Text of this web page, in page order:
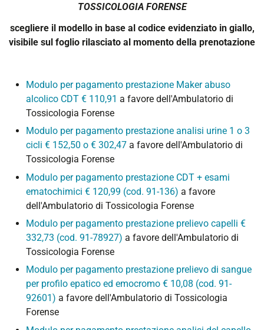
TOSSICOLOGIA FORENSE
scegliere il modello in base al codice evidenziato in giallo,
visibile sul foglio rilasciato al momento della prenotazione
Modulo per pagamento prestazione Maker abuso
alcolico CDT € 110,91 a favore dell'Ambulatorio di
Tossicologia Forense
Modulo per pagamento prestazione analisi urine 1 o 3
cicli € 152,50 o € 302,47 a favore dell'Ambulatorio di
Tossicologia Forense
Modulo per pagamento prestazione CDT + esami
ematochimici € 120,99 (cod. 91-136) a favore
dell'Ambulatorio di Tossicologia Forense
Modulo per pagamento prestazione prelievo capelli €
332,73 (cod. 91-78927) a favore dell'Ambulatorio di
Tossicologia Forense
Modulo per pagamento prestazione prelievo di sangue
per profilo epatico ed emocromo € 10,08 (cod. 91-
92601) a favore dell'Ambulatorio di Tossicologia
Forense